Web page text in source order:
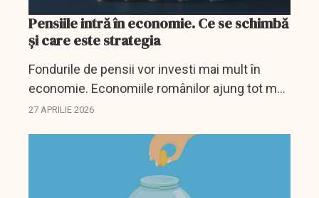
Pensiile intră în economie. Ce se schimbă
și care este strategia
Fondurile de pensii vor investi mai mult în
economie. Economiile românilor ajung tot mai
mult în companii și proiecte interne.
27 APRILIE 2026